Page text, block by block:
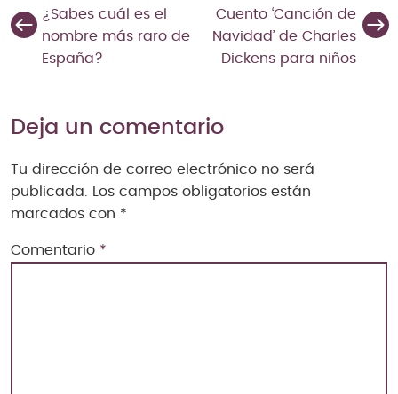
¿Sabes cuál es el
nombre más raro de
España?
Cuento ‘Canción de
Navidad’ de Charles
Dickens para niños
Deja un comentario
Tu dirección de correo electrónico no será
publicada. Los campos obligatorios están
marcados con *
Comentario *